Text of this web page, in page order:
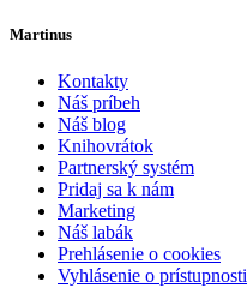
Martinus
Kontakty
Náš príbeh
Náš blog
Knihovrátok
Partnerský systém
Pridaj sa k nám
Marketing
Náš labák
Prehlásenie o cookies
Vyhlásenie o prístupnosti